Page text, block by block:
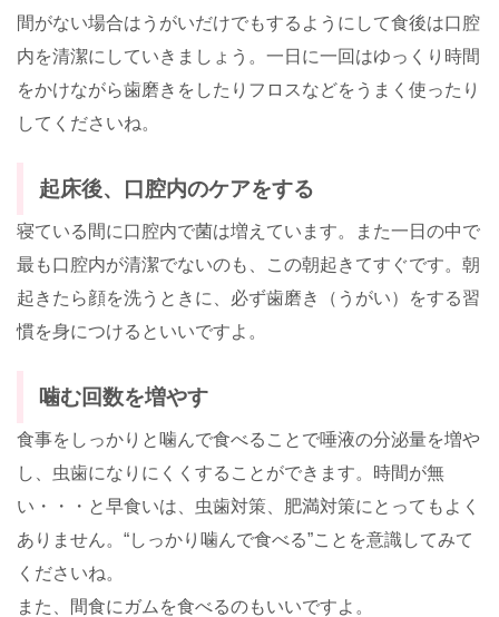
間がない場合はうがいだけでもするようにして食後は口腔
内を清潔にしていきましょう。一日に一回はゆっくり時間
をかけながら歯磨きをしたりフロスなどをうまく使ったり
してくださいね。
起床後、口腔内のケアをする
寝ている間に口腔内で菌は増えています。また一日の中で
最も口腔内が清潔でないのも、この朝起きてすぐです。朝
起きたら顔を洗うときに、必ず歯磨き（うがい）をする習
慣を身につけるといいですよ。
噛む回数を増やす
食事をしっかりと噛んで食べることで唾液の分泌量を増や
し、虫歯になりにくくすることができます。時間が無
い・・・と早食いは、虫歯対策、肥満対策にとってもよく
ありません。“しっかり噛んで食べる”ことを意識してみて
くださいね。
また、間食にガムを食べるのもいいですよ。